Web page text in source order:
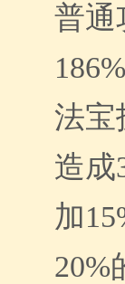
普通
法宝
造成
加